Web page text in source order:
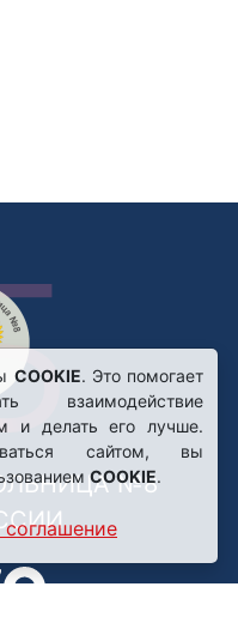
№8
COOKIE. Это помогает
взаимодействие
и делать его лучше.
сайтом, вы
COOKIE.